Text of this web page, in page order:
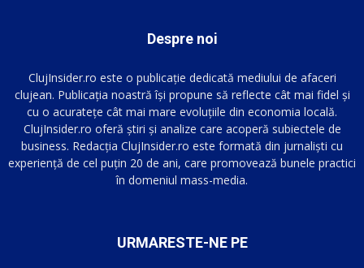
Despre noi
ClujInsider.ro este o publicație dedicată mediului de afaceri
clujean. Publicația noastră își propune să reflecte cât mai fidel și
cu o acuratețe cât mai mare evoluțiile din economia locală.
ClujInsider.ro oferă știri și analize care acoperă subiectele de
business. Redacția ClujInsider.ro este formată din jurnaliști cu
experiență de cel puțin 20 de ani, care promovează bunele practici
în domeniul mass-media.
URMARESTE-NE PE